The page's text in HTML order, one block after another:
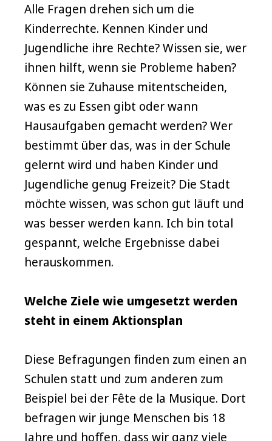
Alle Fragen drehen sich um die
Kinderrechte. Kennen Kinder und
Jugendliche ihre Rechte? Wissen sie, wer
ihnen hilft, wenn sie Probleme haben?
Können sie Zuhause mitentscheiden,
was es zu Essen gibt oder wann
Hausaufgaben gemacht werden? Wer
bestimmt über das, was in der Schule
gelernt wird und haben Kinder und
Jugendliche genug Freizeit? Die Stadt
möchte wissen, was schon gut läuft und
was besser werden kann. Ich bin total
gespannt, welche Ergebnisse dabei
herauskommen.
Welche Ziele wie umgesetzt werden
steht in einem Aktionsplan
Diese Befragungen finden zum einen an
Schulen statt und zum anderen zum
Beispiel bei der Fête de la Musique. Dort
befragen wir junge Menschen bis 18
Jahre und hoffen, dass wir ganz viele